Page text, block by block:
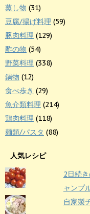
蒸し物 (31)
豆腐/揚げ料理 (59)
豚肉料理 (129)
酢の物 (54)
野菜料理 (338)
鍋物 (12)
食べ歩き (29)
魚介類料理 (214)
鶏肉料理 (118)
麺類/パスタ (88)
人気レシピ
2日続
ャンプ
自家製